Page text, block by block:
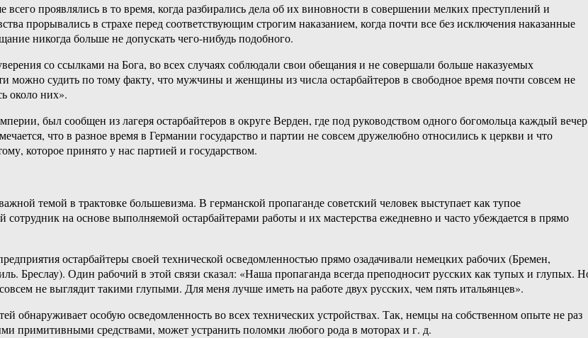
проявлялись в то время, когда разбирались дела об их виновности в совершении мелких преступлений и
прорывались в страхе перед соответствующим строгим наказанием, когда почти все без исключения наказанные
никогда больше не допускать чего-нибудь подобного.
со ссылками на Бога, во всех случаях соблюдали свои обещания и не совершали больше наказуемых
можно судить по тому факту, что мужчины и женщины из числа остарбайтеров в свободное время почти совсем не
около них».
был сообщен из лагеря остарбайтеров в округе Верден, где под руководством одного богомольца каждый вечер
что в разное время в Германии государство и партии не совсем дружелюбно относились к церкви и что
которое принято у нас партией и государством.
темой в трактовке большевизма. В германской пропаганде советский человек выступает как тупое
на основе выполняемой остарбайтерами работы и их мастерства ежедневно и часто убеждается в прямо
остарбайтеры своей технической осведомленностью прямо озадачивали немецких рабочих (Бремен,
Бреслау). Один рабочий в этой связи сказал: «Наша пропаганда всегда преподносит русских как тупых и глупых.
не выглядит такими глупыми. Для меня лучше иметь на работе двух русских, чем пять итальянцев».
обнаруживает особую осведомленность во всех технических устройствах. Так, немцы на собственном опыте не раз
примитивными средствами, может устранить поломки любого рода в моторах и г. д.